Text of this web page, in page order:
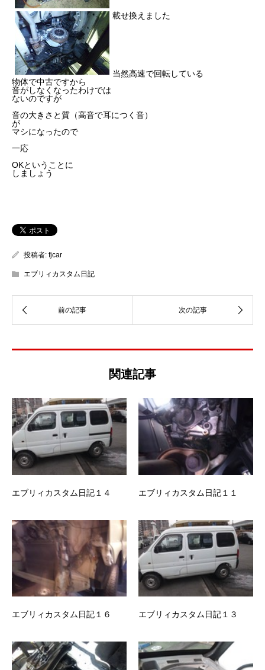
載せ換えました
当然高速で回転している
物体で中古ですから
音がしなくなったわけでは
ないのですが
音の大きさと質（高音で耳につく音）
が
マシになったので
一応
OKということに
しましょう
投稿者: fjcar
エブリィカスタム日記
関連記事
エブリィカスタム日記１４ エブリィカスタム日記１１
エブリィカスタム日記１６ エブリィカスタム日記１３